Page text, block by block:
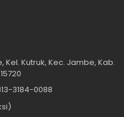
Kutruk, Kec. Jambe, Kab.
3184-0088